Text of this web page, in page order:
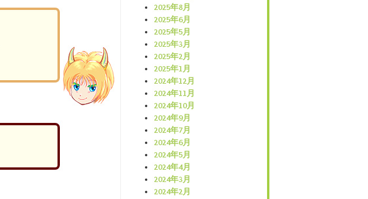
2025年8月
2025年6月
2025年5月
2025年3月
2025年2月
2025年1月
2024年12月
2024年11月
2024年10月
2024年9月
2024年7月
2024年6月
2024年5月
2024年4月
2024年3月
2024年2月